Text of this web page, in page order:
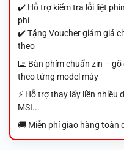
✔️ Hỗ trợ kiểm tra lỗi liệt
phí
✔️ Tặng Voucher giảm giá
theo
⌨️ Bàn phím chuẩn zin –
theo từng model máy
⚡ Hỗ trợ thay lấy liền nhiều
MSI...
🚚 Miễn phí giao hàng toàn